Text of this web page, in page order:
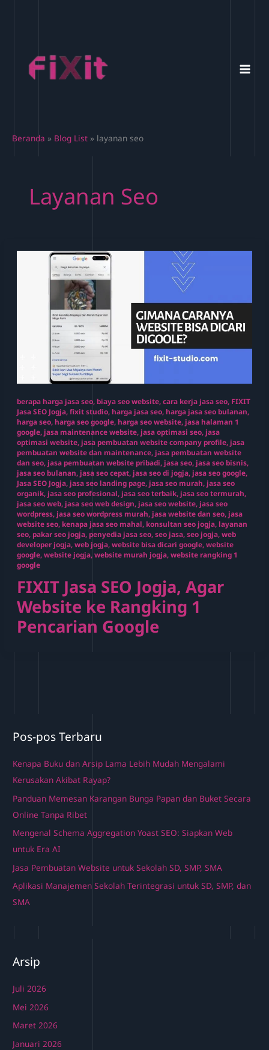
Beranda Blog List layanan seo
Layanan Seo
berapa harga jasa seo, biaya seo website,cara kerja jasa seo, FIXIT
Jasa SEO Jogja,fixit studio, harga jasa seo, harga jasa seo bulanan,
harga seo, harga seo google, harga seo website, jasa halaman 1
google, jasa maintenance website, jasa optimasi seo, jasa
optimasi website, jasa pembuatan website company profile, jasa
pembuatan website dan maintenance, jasa pembuatan website
dan seo, jasa pembuatan website pribadi, jasa seo, jasa seo bisnis,
jasa seo bulanan, jasa seo cepat, jasa seo di jogja, jasa seo google,
Jasa SEO Jogja, jasa seo landing page, jasa seo murah, jasa seo
organik, jasa seo profesional, jasa seo terbaik, jasa seo termurah,
jasa seo web, jasa seo web design, jasa seo website, jasa seo
wordpress, jasa seo wordpress murah, jasa website dan seo, jasa
website seo, kenapa jasa seo mahal, konsultan seo jogja, layanan
seo, pakar seo jogja, penyedia jasa seo,seo jasa,seo jogja,web
developer jogja,web jogja,website bisa dicari google,website
google,website jogja,website murah jogja,website rangking 1
google
FIXIT Jasa SEO Jogja, Agar
Website ke Rangking 1
Pencarian Google
Pos-pos Terbaru
Kenapa Buku dan Arsip Lama Lebih Mudah Mengalami
Kerusakan Akibat Rayap?
Panduan Memesan Karangan Bunga Papan dan Buket Secara
Online Tanpa Ribet
Mengenal Schema Aggregation Yoast SEO: Siapkan Web
untuk Era AI
Jasa Pembuatan Website untuk Sekolah SD, SMP, SMA
Aplikasi Manajemen Sekolah Terintegrasi untuk SD, SMP, dan
SMA
Arsip
Juli 2026
Mei 2026
Maret 2026
Januari 2026